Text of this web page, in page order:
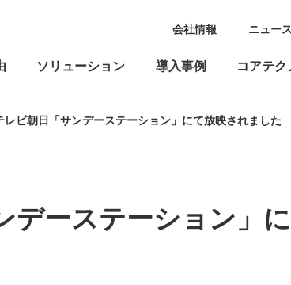
ソリューション 導入事例 コアテ
会社情報 ニュー
レビ朝日「サンデーステーション」にて放映されました
デーステーション」